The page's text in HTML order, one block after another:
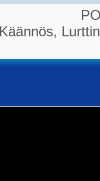
Käännös,